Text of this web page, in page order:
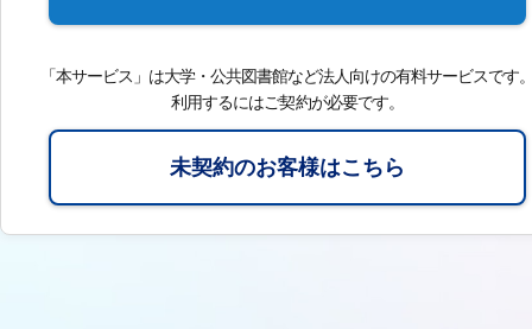
「本サービス」は大学・公共図書館など法人向けの有料サービスです
利用するにはご契約が必要です。
未契約のお客様はこちら